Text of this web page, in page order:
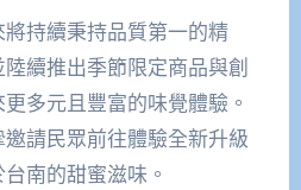
持續秉持品質第一的精
續推出季節限定商品與創
多元且豐富的味覺體驗。
請民眾前往體驗全新升級
南的甜蜜滋味。